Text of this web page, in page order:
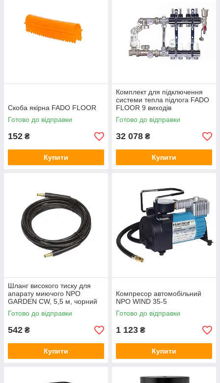
Скоба якірна FADO FLOOR
Готово до відправки
152 ₴
Купити
Комплект для підключення
системи тепла підлога FADO
FLOOR 9 виходів
Готово до відправки
32 078 ₴
Купити
Шланг високого тиску для
апарату миючого NPO
GARDEN CW, 5,5 м, чорний
Готово до відправки
542 ₴
Купити
Компресор автомобільний
NPO WIND 35-5
Готово до відправки
1 123 ₴
Купити